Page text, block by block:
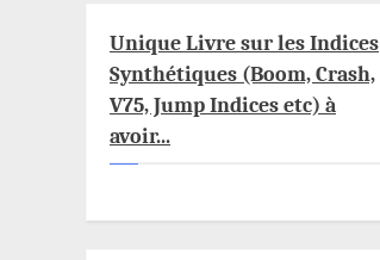
Unique Livre sur les Indices
Synthétiques (Boom, Crash,
V75, Jump Indices etc) à
avoir...